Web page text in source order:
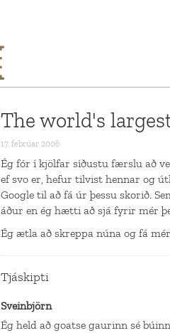
The world's
17. febrúar 2006
Ég fór í kjölfar síðustu færslu að
ef svo er, hefur tilvist hennar og
Google til að fá úr þessu skorið.
áður en ég hætti að sjá fyrir mér
Ég ætla að skreppa núna og fá
Tjáskipti
Sveinbjörn
Ég held að goatse gaurinn sé